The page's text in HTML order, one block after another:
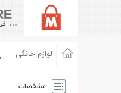
لوازم خانگی
مشخصات